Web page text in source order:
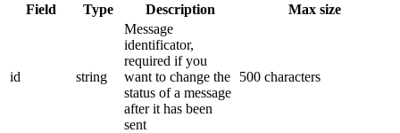
Field Type Description Max size
id string
Message
identificator,
required if you
want to change the
status of a message
after it has been
sent
500 characters